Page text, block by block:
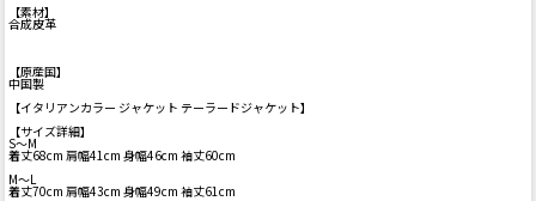
【素材】
合成皮革
【原産国】
中国製
【イタリアンカラー ジャケット テーラードジャケット】
【サイズ詳細】
S～M
着丈68cm 肩幅41cm 身幅46cm 袖丈60cm
M～L
着丈70cm 肩幅43cm 身幅49cm 袖丈61cm